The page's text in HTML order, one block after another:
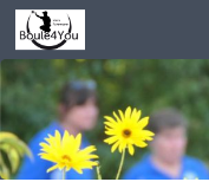
Zum Inhalt springen